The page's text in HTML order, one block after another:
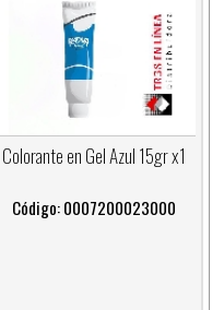
Colorante en Gel Azul 15gr x1
Código: 0007200023000